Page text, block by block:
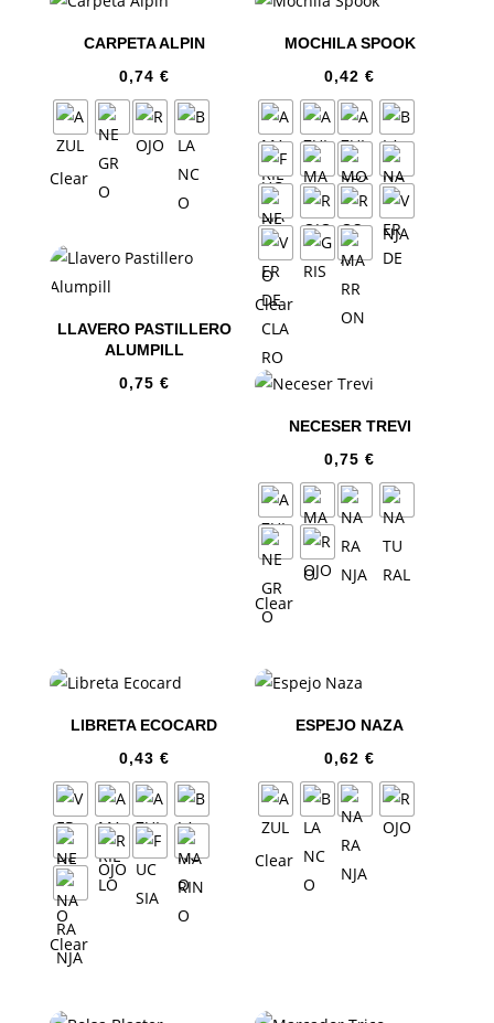
CARPETA ALPIN
0,74 €
Clear
MOCHILA SPOOK
0,42€
Clear
LLAVERO PASTILLERO
ALUMPILL
0,75 €
NECESER TREVI
0,75€
Clear
LIBRETA ECOCARD
0,43 €
Clear
ESPEJO NAZA
0,62€
Clear